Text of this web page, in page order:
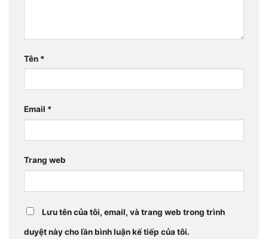
Tên *
Email *
Trang web
Lưu tên của tôi, email, và trang web trong trình
duyệt này cho lần bình luận kế tiếp của tôi.